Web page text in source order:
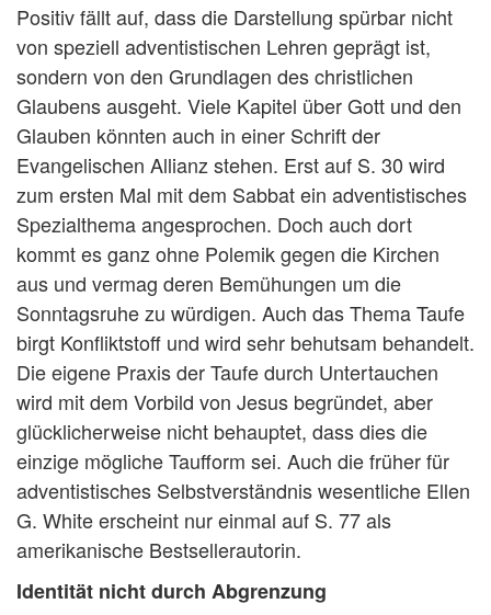
Positiv fällt auf, dass die Darstellung spürbar nicht
von speziell adventistischen Lehren geprägt ist,
sondern von den Grundlagen des christlichen
Glaubens ausgeht. Viele Kapitel über Gott und den
Glauben könnten auch in einer Schrift der
Evangelischen Allianz stehen. Erst auf S. 30 wird
zum ersten Mal mit dem Sabbat ein adventistisches
Spezialthema angesprochen. Doch auch dort
kommt es ganz ohne Polemik gegen die Kirchen
aus und vermag deren Bemühungen um die
Sonntagsruhe zu würdigen. Auch das Thema Taufe
birgt Konfliktstoff und wird sehr behutsam behandelt.
Die eigene Praxis der Taufe durch Untertauchen
wird mit dem Vorbild von Jesus begründet, aber
glücklicherweise nicht behauptet, dass dies die
einzige mögliche Taufform sei. Auch die früher für
adventistisches Selbstverständnis wesentliche Ellen
G. White erscheint nur einmal auf S. 77 als
amerikanische Bestsellerautorin.
Identität nicht durch Abgrenzung